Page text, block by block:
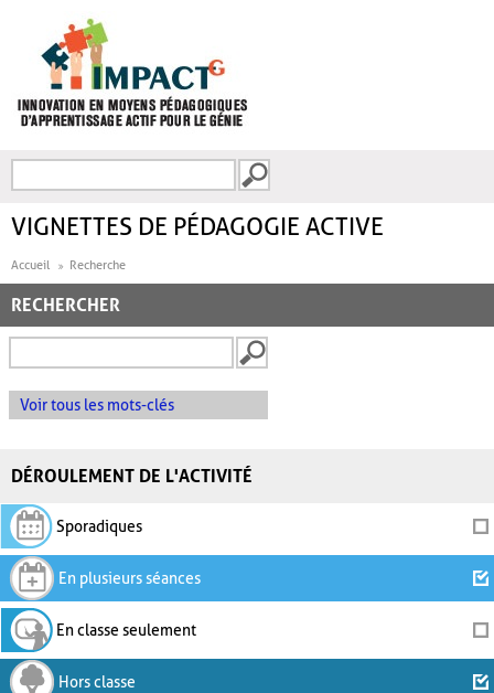
FORMULAIRE DE
VIGNETTES DE PÉDAGOGIE ACTIVE
Accueil Recherche
RECHERCHER
Voir tous les mots-clés
DÉROULEMENT DE L'ACTIVITÉ
Sporadiques
En plusieurs séances
En classe seulement
Hors classe